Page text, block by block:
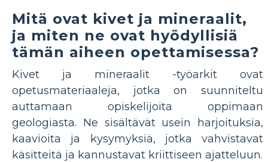
Mitä ovat kivet ja mineraalit,
ja miten ne ovat hyödyllisiä
tämän aiheen opettamisessa?
Kivet ja mineraalit -työarkit ovat
opetusmateriaaleja, jotka on suunniteltu
auttamaan opiskelijoita oppimaan
geologiasta. Ne sisältävät usein harjoituksia,
kaavioita ja kysymyksiä, jotka vahvistavat
käsitteitä ja kannustavat kriittiseen ajatteluun.